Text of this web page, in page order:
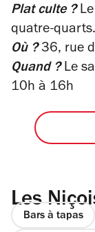
étoiles
Plat culte ?
quatre-
Où ?36, rue
Quand ?Le
10h à 16h
Les
Bars à tapas